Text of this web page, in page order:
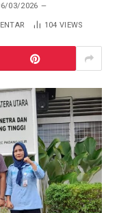
03/2026
104 VIEWS